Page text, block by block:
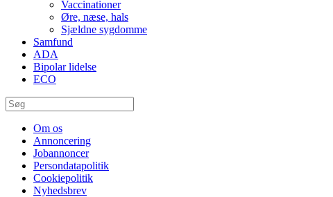
Vaccinationer
Øre, næse, hals
Sjældne sygdomme
Samfund
ADA
Bipolar lidelse
ECO
Om os
Annoncering
Jobannoncer
Persondatapolitik
Cookiepolitik
Nyhedsbrev